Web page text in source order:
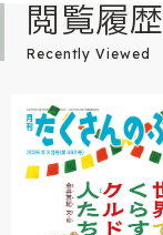
閲覧履歴
Recently Viewed